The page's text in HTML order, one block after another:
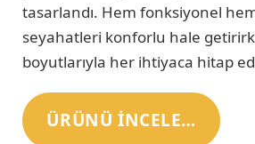
tasarlandı. Hem fonksiyonel hem
seyahatleri konforlu hale
boyutlarıyla her ihtiyaca hitap
ÜRÜNÜ INCELE…